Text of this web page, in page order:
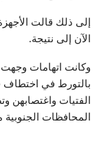
إلى ذلك قالت
الآن إلى نتيجة.
وكانت اتهامات
بالتورط في
الفتيات
المحافظات الجنوبية